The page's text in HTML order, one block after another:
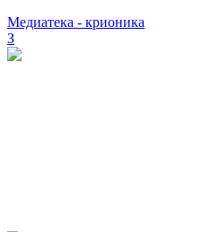
Медиатека - крионика
З